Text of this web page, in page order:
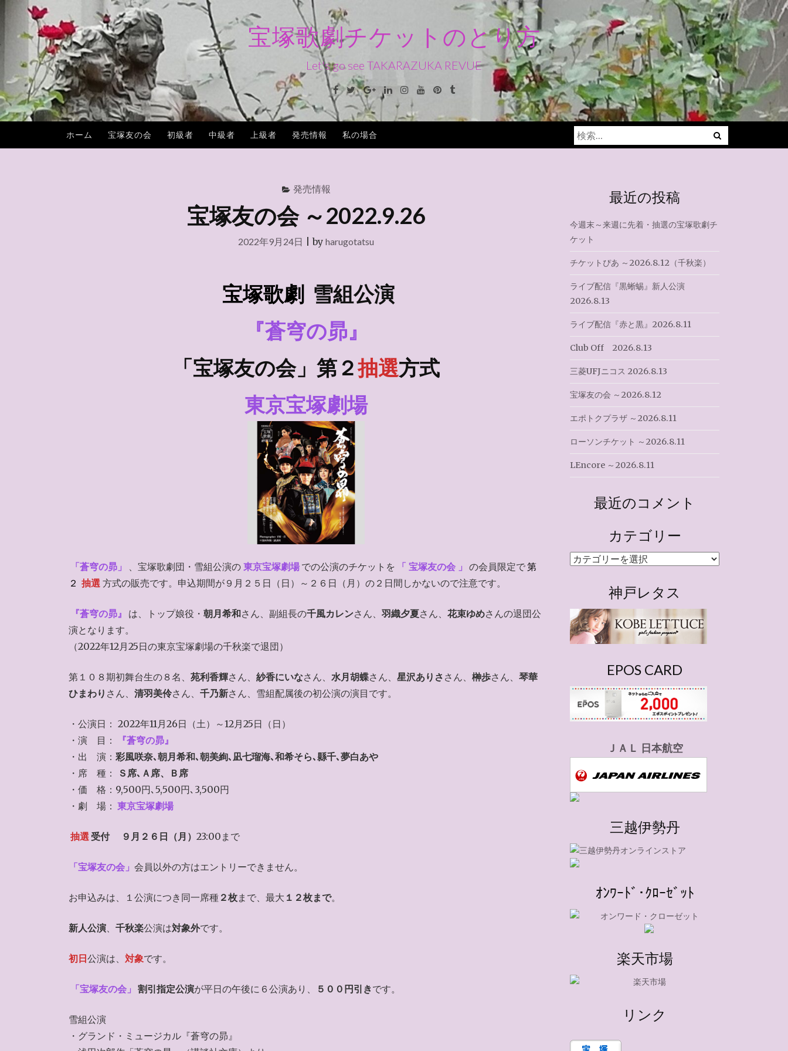
へ
ス
キ
宝塚歌劇チケットのとり方
Let's go see TAKARAZUKA REVUE
Facebook
TwitterGoogle+LinkedinInstagramYoutubePinterest
Tumblr
ホーム 宝塚友の会 初級者 中級者 上級者 発売情報 私の場合
検
索:
発売情報
宝塚友の会 ～2022.9.26
2022年9月24日 |by harugotatsu
宝塚歌劇 雪組公演
『蒼穹の昴』
「宝塚友の会」第２抽選方式
東京宝塚劇場
「蒼穹の昴」 、宝塚歌劇団・雪組公演の 東京宝塚劇場 での公演のチケットを 「 宝塚友の会 」 の会員限定で第
２ 抽選 方式の販売です。申込期間が９月２５日（日）～２６日（月）の２日間しかないので注意です。
『蒼穹の昴』 は、トップ娘役・朝月希和さん、副組長の千風カレンさん、羽織夕夏さん、花束ゆめさんの退団公
演となります。
（2022年12月25日の東京宝塚劇場の千秋楽で退団）
第１０８期初舞台生の８名、 苑利香輝さん、 紗香にいなさん、 水月胡蝶さん、 星沢ありさ さん、 榊歩さん、 琴華
ひまわり さん、 清羽美伶さん、 千乃新さん、雪組配属後の初公演の演目です。
・公演日： 2022年11月26日（土）～12月25日（日）
・演 目：
『蒼穹の昴』
・出 演： 彩風咲奈､朝月希和､朝美絢､凪七瑠海､和希そら､縣千､夢白あや
・席 種：
Ｓ席､Ａ席、Ｂ席
・価 格：9,500円､5,500円､3,500円
・劇 場： 東京宝塚劇場
抽選 受付 ９月２６日（月）23:00まで
「宝塚友の会」 会員以外の方はエントリーできません。
お申込みは、１公演につき同一席種 ２枚まで、最大 １２枚まで。
新人公演、 千秋楽公演は対象外です。
初日公演は、 対象です。
「宝塚友の会」 割引指定公演が平日の午後に６公演あり、 ５００円引きです。
雪組公演
・グランド・ミュージカル『蒼穹の昴』
最近の投稿
今週末～来週に先着・抽選の宝塚歌劇チ
ケット
チケットぴあ ～2026.8.12（千秋楽）
ライブ配信『黒蜥蜴』新人公演
2026.8.13
ライブ配信『赤と黒』2026.8.11
Club Off 2026.8.13
三菱UFJニコス 2026.8.13
宝塚友の会 ～2026.8.12
エポトクプラザ ～2026.8.11
ローソンチケット ～2026.8.11
LEncore ～2026.8.11
最近のコメント
カテゴリー
カ
ー
神戸レタス
EPOS CARD
ＪＡＬ 日本航空
三越伊勢丹
ｵﾝﾜｰﾄﾞ･ｸﾛｰｾﾞｯﾄ
楽天市場
リンク